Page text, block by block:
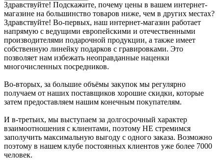
Здравствуйте! Подскажите, почему цены в вашем интернет-
магазине на большинство товаров ниже, чем в других местах?
Здравствуйте! Во-первых, наш интернет-магазин работает
напрямую с ведущими европейскими и отечественными
производителями подарочной продукции, а также имеет
собственную линейку подарков с гравировками. Это
позволяет нам избежать неоправданные наценки
многочисленных посредников.
Во-вторых, за большие объёмы закупок мы регулярно
получаем от наших поставщиков хорошие скидки, которые
затем предоставляем нашим конечным покупателям.
И в-третьих, мы выступаем за долгосрочный характер
взаимоотношения с клиентами, поэтому НЕ стремимся
заполучить максимальную выгоду с одного заказа. Возможно
поэтому в нашем клубе постоянных клиентов уже более 7000
человек.